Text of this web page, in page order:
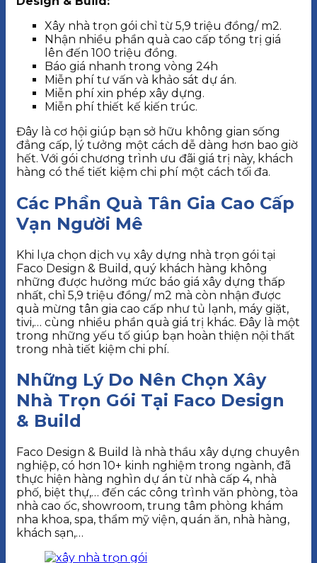
Xây nhà trọn gói chỉ từ 5,9 triệu đồng/ m2.
Nhận nhiều phần quà cao cấp tổng trị giá
lên đến 100 triệu đồng.
Báo giá nhanh trong vòng 24h
Miễn phí tư vấn và khảo sát dự án.
Miễn phí xin phép xây dựng.
Miễn phí thiết kế kiến trúc.
Đây là cơ hội giúp bạn sở hữu không gian sống
đẳng cấp, lý tưởng một cách dễ dàng hơn bao giờ
hết. Với gói chương trình ưu đãi giá trị này, khách
hàng có thể tiết kiệm chi phí một cách tối đa.
Các Phần Quà Tân Gia Cao Cấp
Vạn Người Mê
Khi lựa chọn dịch vụ xây dựng nhà trọn gói tại
Faco Design & Build, quý khách hàng không
những được hưởng mức báo giá xây dựng thấp
nhất, chỉ 5,9 triệu đồng/ m2 mà còn nhận được
quà mừng tân gia cao cấp như tủ lạnh, máy giặt,
tivi,… cùng nhiều phần quà giá trị khác. Đây là một
trong những yếu tố giúp bạn hoàn thiện nội thất
trong nhà tiết kiệm chi phí.
Những Lý Do Nên Chọn Xây
Nhà Trọn Gói Tại Faco Design
& Build
Faco Design & Build là nhà thầu xây dựng chuyên
nghiệp, có hơn 10+ kinh nghiệm trong ngành, đã
thực hiện hàng nghìn dự án từ nhà cấp 4, nhà
phố, biệt thự,… đến các công trình văn phòng, tòa
nhà cao ốc, showroom, trung tâm phòng khám
nha khoa, spa, thẩm mỹ viện, quán ăn, nhà hàng,
khách sạn,…